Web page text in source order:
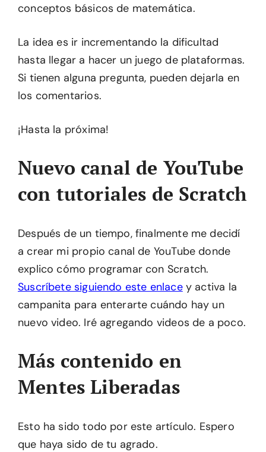
conceptos básicos de matemática.
La idea es ir incrementando la dificultad
hasta llegar a hacer un juego de plataformas.
Si tienen alguna pregunta, pueden dejarla en
los comentarios.
¡Hasta la próxima!
Nuevo canal de YouTube
con tutoriales de Scratch
Después de un tiempo, finalmente me decidí
a crear mi propio canal de YouTube donde
explico cómo programar con Scratch.
Suscríbete siguiendo este enlacey activa la
campanita para enterarte cuándo hay un
nuevo video. Iré agregando videos de a poco.
Más contenido en
Mentes Liberadas
Esto ha sido todo por este artículo. Espero
que haya sido de tu agrado.